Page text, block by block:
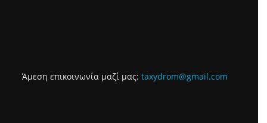
Άμεση επικοινωνία μαζί μας: taxydrom@gmail.com